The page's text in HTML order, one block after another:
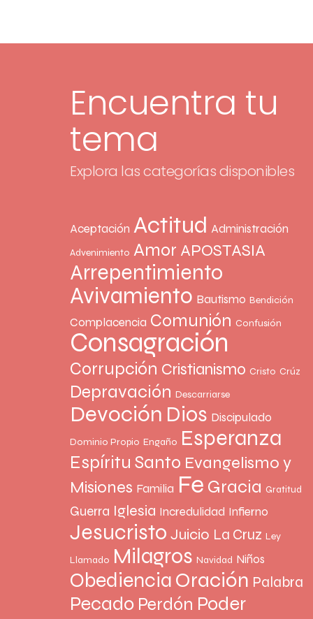
Encuentra tu
tema
Explora las categorías disponibles
Aceptación Actitud Administración
Advenimiento Amor APOSTASIA
Arrepentimiento
Avivamiento Bautismo Bendición
Complacencia Comunión Confusión
Consagración
Corrupción Cristianismo Cristo Crúz
Depravación Descarriarse
Devoción Dios Discipulado
Dominio Propio Engaño Esperanza
Espíritu Santo Evangelismo y
Misiones Familia Fe Gracia Gratitud
Guerra Iglesia Incredulidad Infierno
Jesucristo Juicio La Cruz Ley
Llamado Milagros Navidad Niños
Obediencia Oración Palabra
Pecado Perdón Poder